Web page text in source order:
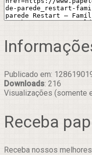
Publicado em:
Downloads: 216
Visualizações (somente
Receba
Receba nossos melhores